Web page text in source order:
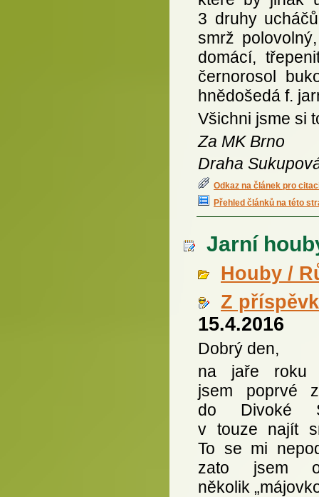
3 druhy
smrž
domácí,
černorosol
hnědošedá f.
Všichni jsme si
Za MK Brno
Draha
Odkaz na článek pro
Přehled článků na této
Jarní
Houby /
Z
15.4.2016
Dobrý den,
na jaře roku
jsem poprvé
do Divoké
v touze najít
To se mi
zato jsem
několik